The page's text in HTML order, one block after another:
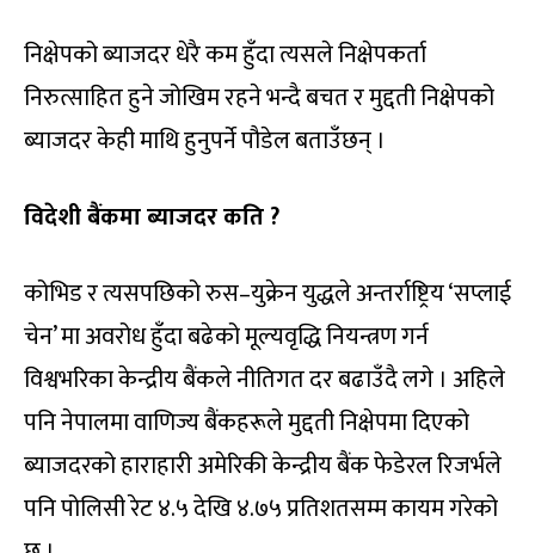
निक्षेपको ब्याजदर धेरै कम हुँदा त्यसले निक्षेपकर्ता
निरुत्साहित हुने जोखिम रहने भन्दै बचत र मुद्दती निक्षेपको
ब्याजदर केही माथि हुनुपर्ने पौडेल बताउँछन् ।
विदेशी बैंकमा ब्याजदर कति ?
कोभिड र त्यसपछिको रुस–युक्रेन युद्धले अन्तर्राष्ट्रिय ‘सप्लाई
चेन’ मा अवरोध हुँदा बढेको मूल्यवृद्धि नियन्त्रण गर्न
विश्वभरिका केन्द्रीय बैंकले नीतिगत दर बढाउँदै लगे । अहिले
पनि नेपालमा वाणिज्य बैंकहरूले मुद्दती निक्षेपमा दिएको
ब्याजदरको हाराहारी अमेरिकी केन्द्रीय बैंक फेडेरल रिजर्भले
पनि पोलिसी रेट ४.५ देखि ४.७५ प्रतिशतसम्म कायम गरेको